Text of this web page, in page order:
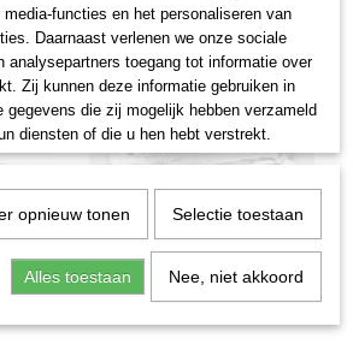
functies en het personaliseren van
Daarnaast verlenen we onze sociale
analysepartners toegang tot informatie over
Zij kunnen deze informatie gebruiken in
gegevens die zij mogelijk hebben verzameld
diensten of die u hen hebt verstrekt.
opnieuw tonen Selectie toestaan
Alles toestaan Nee, niet akkoord